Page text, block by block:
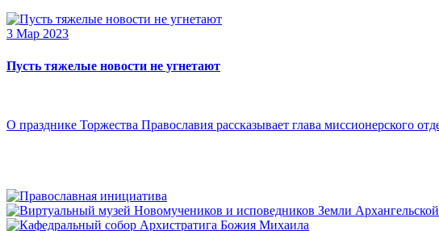
3 Мар 2023
Пусть тяжелые новости не угнетают
О празднике Торжества Православия рассказывает глава миссионерского